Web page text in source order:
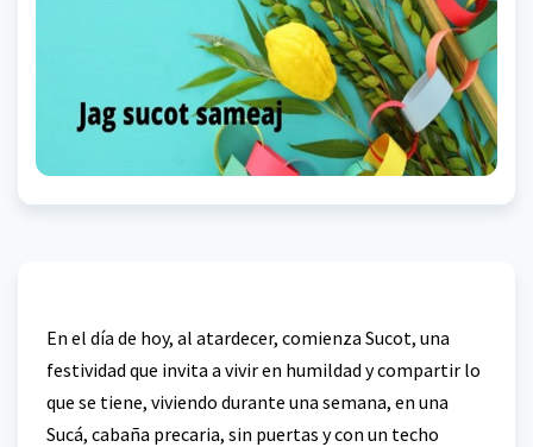
En el día de hoy, al atardecer, comienza Sucot, una
festividad que invita a vivir en humildad y compartir lo
que se tiene, viviendo durante una semana, en una
Sucá, cabaña precaria, sin puertas y con un techo